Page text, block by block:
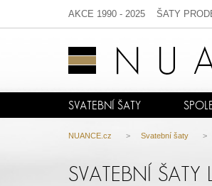
AKCE 1990 - 2025 ŠATY
SVATEBNÍ ŠATY
NUANCE.cz > Svatební šaty
SVATEBNÍ